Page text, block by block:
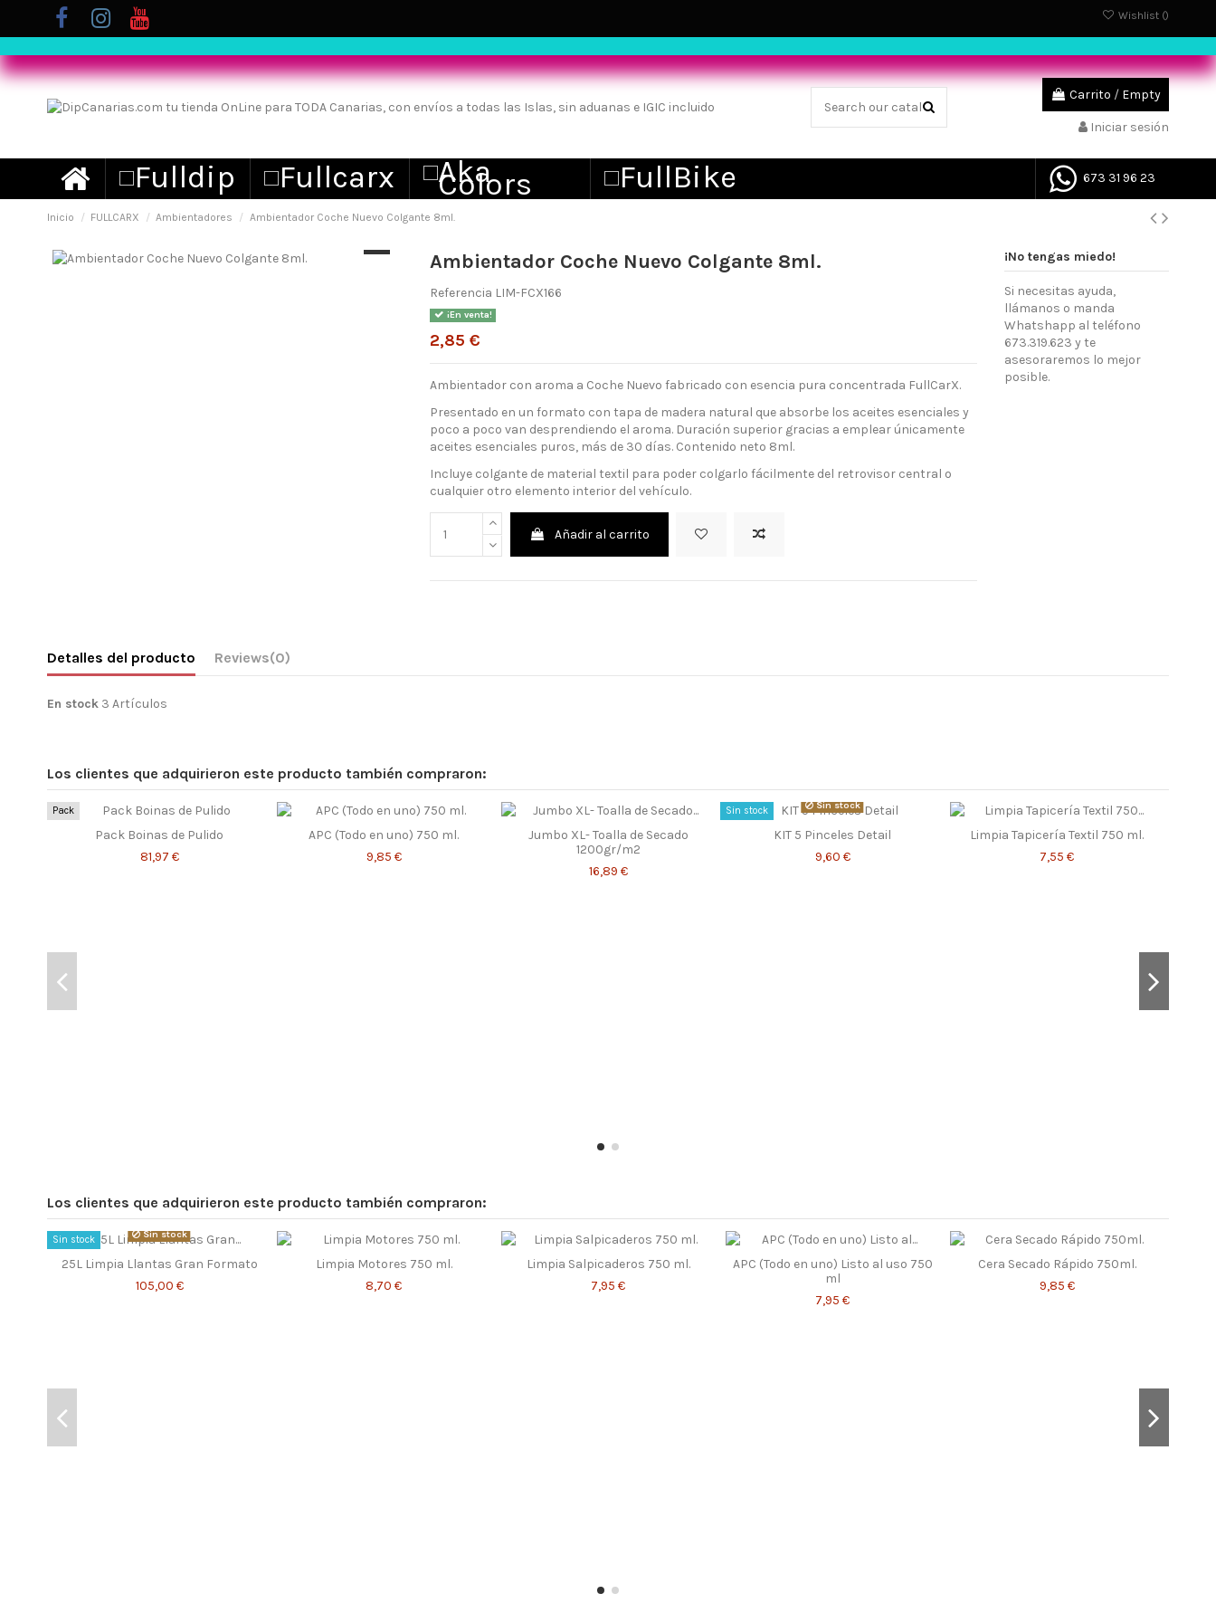
Wishlist ()
Carrito / Empty
Iniciar sesión
673 31 96 23
Inicio FULLCARX Ambientadores Ambientador Coche Nuevo Colgante 8ml.
Ambientador Coche Nuevo Colgante 8ml.
Referencia LIM-FCX166
¡En venta!
2,85 €
Ambientador con aroma a Coche Nuevo fabricado con esencia pura concentrada FullCarX.
Presentado en un formato con tapa de madera natural que absorbe los aceites esenciales y
poco a poco van desprendiendo el aroma. Duración superior gracias a emplear únicamente
aceites esenciales puros, más de 30 días. Contenido neto 8ml.
Incluye colgante de material textil para poder colgarlo fácilmente del retrovisor central o
cualquier otro elemento interior del vehículo.
Añadir al carrito
¡No tengas miedo!
Si necesitas ayuda,
llámanos o manda
Whatshapp al teléfono
673.319.623 y te
asesoraremos lo mejor
posible.
Detalles del producto Reviews(0)
En stock 3 Artículos
Los clientes que adquirieron este producto también compraron:
Pack
Pack Boinas de Pulido
81,97 €
APC (Todo en uno) 750 ml.
9,85 €
Jumbo XL- Toalla de Secado
1200gr/m2
16,89 €
Sin stock Sin stock
KIT 5 Pinceles Detail
9,60 €
Limpia Tapicería Textil 750 ml.
7,55 €
Los clientes que adquirieron este producto también compraron:
Sin stock Sin stock
25L Limpia Llantas Gran Formato
105,00 €
Limpia Motores 750 ml.
8,70 €
Limpia Salpicaderos 750 ml.
7,95 €
APC (Todo en uno) Listo al uso 750
ml
7,95 €
Cera Secado Rápido 750ml.
9,85 €